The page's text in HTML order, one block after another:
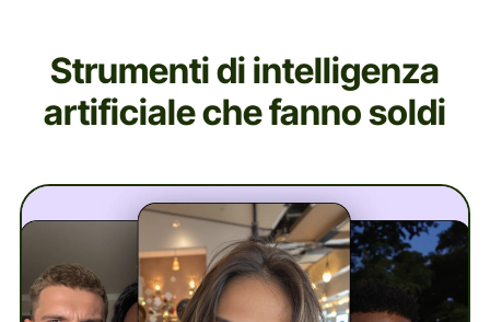
Strumenti di intelligenza
artificiale che fanno soldi